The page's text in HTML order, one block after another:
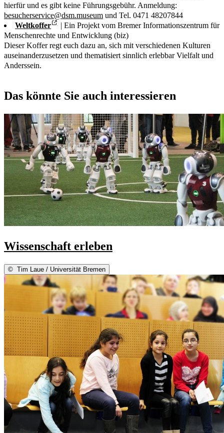
hierfür und es gibt keine Führungsgebühr. Anmeldung:
besucherservice@dsm.museum und Tel. 0471 48207844
Weltkoffer
| Ein Projekt vom Bremer Informationszentrum für
Menschenrechte und Entwicklung (biz)
Dieser Koffer regt euch dazu an, sich mit verschiedenen Kulturen
auseinanderzusetzen und thematisiert sinnlich erlebbar Vielfalt und
Anderssein.
Das könnte Sie auch interessieren
Wissenschaft erleben
© Tim Laue / Universität Bremen